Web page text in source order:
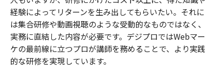
経験によってリターンを生み出してもらいたい。それに
は集合研修や動画視聴のような受動的なものではなく、
実務に直結した内容が必要です。デジプロではWebマー
ケの最前線に立つプロが講師を務めることで、より実践
的な研修を実現しています。